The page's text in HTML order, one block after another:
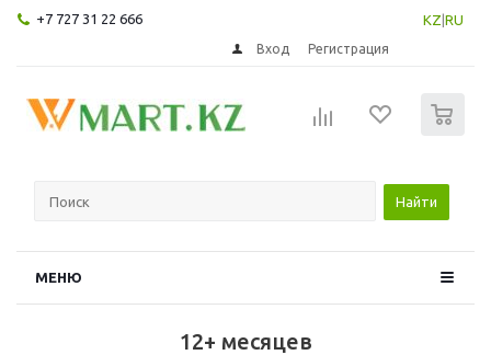
+7 727 31 22 666 KZ RU
Вход Регистрация
Найти
МЕНЮ
12+ месяцев